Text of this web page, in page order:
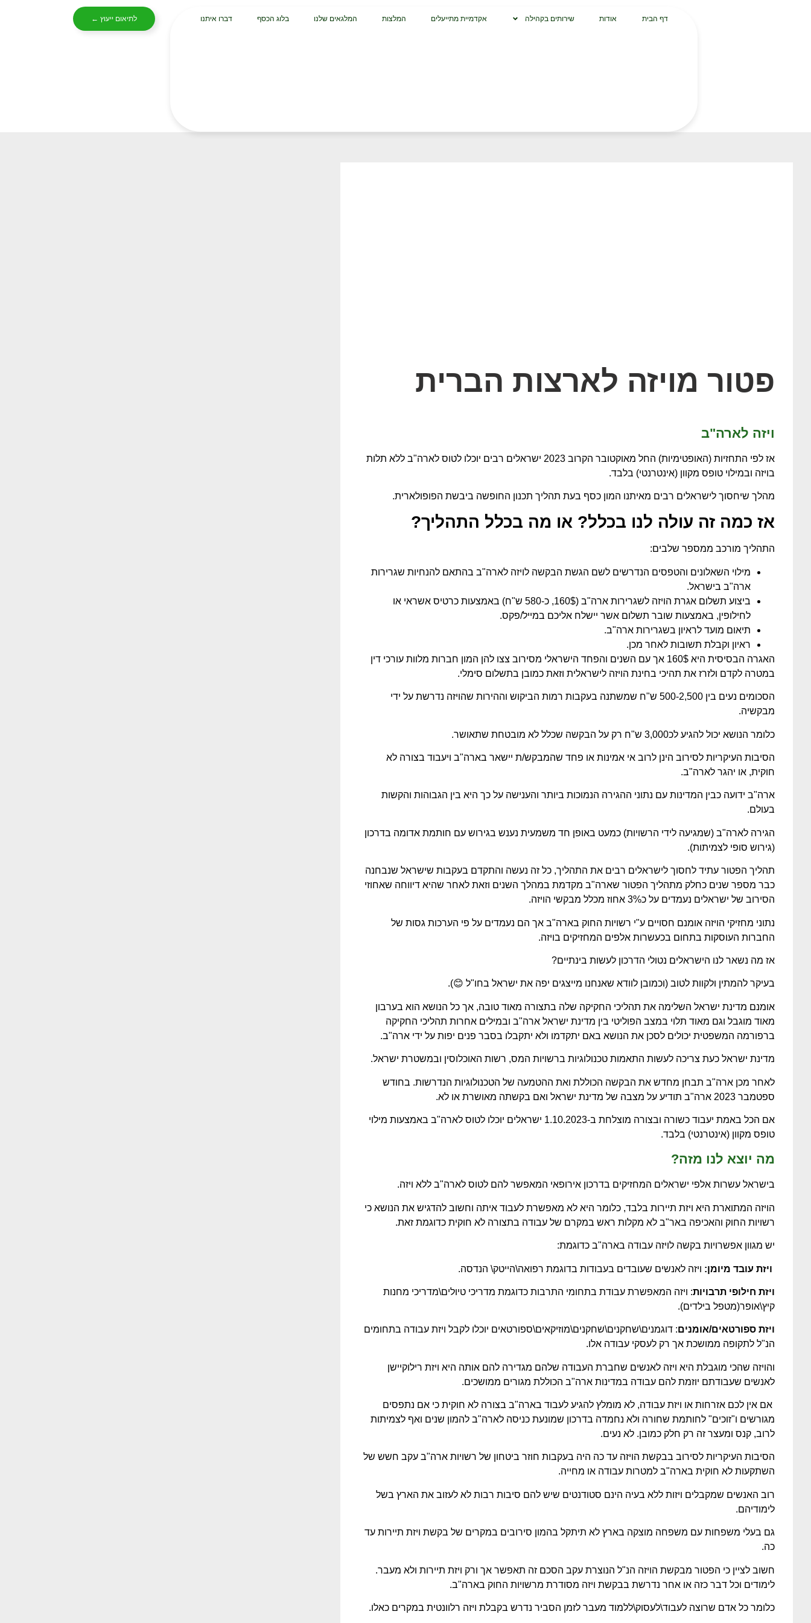
דף הבית אודות שירותים בקהילה אקדמיית מתייעלים המלצות המלגאים שלנו בלוג הכסף דברו איתנו לתיאום ייעוץ ←
פטור מויזה לארצות הברית
ויזה לארה"ב
אז לפי התחזיות (האופטימיות) החל מאוקטובר הקרוב 2023 ישראלים רבים יוכלו לטוס לארה"ב ללא תלות
בויזה ובמילוי טופס מקוון (אינטרנטי) בלבד.
מהלך שיחסוך לישראלים רבים מאיתנו המון כסף בעת תהליך תכנון החופשה ביבשת הפופולארית.
אז כמה זה עולה לנו בכלל? או מה בכלל התהליך?
התהליך מורכב ממספר שלבים:
מילוי השאלונים והטפסים הנדרשים לשם הגשת הבקשה לויזה לארה"ב בהתאם להנחיות שגרירות
ארה"ב בישראל.
ביצוע תשלום אגרת הויזה לשגרירות ארה"ב (160$, כ-580 ש"ח) באמצעות כרטיס אשראי או
לחילופין, באמצעות שובר תשלום אשר יישלח אליכם במייל/פקס.
תיאום מועד לראיון בשגרירות ארה"ב.
ראיון וקבלת תשובות לאחר מכן.
האגרה הבסיסית היא 160$ אך עם השנים והפחד הישראלי מסירוב צצו להן המון חברות מלוות עורכי דין
במטרה לקדם ולזרז את תהיכי בחינת הויזה לישראלית וזאת כמובן בתשלום סימלי.
הסכומים נעים בין 500-2,500 ש"ח שמשתנה בעקבות רמות הביקוש וההירות שהויזה נדרשת על ידי
מבקשיה.
כלומר הנושא יכול להגיע לכ3,000 ש"ח רק על הבקשה שכלל לא מובטחת שתאושר.
הסיבות העיקריות לסירוב הינן לרוב אי אמינות או פחד שהמבקש/ת יישאר בארה"ב ויעבוד בצורה לא
חוקית, או יהגר לארה"ב.
ארה"ב ידועה כבין המדינות עם נתוני ההגירה הנמוכות ביותר והענישה על כך היא בין הגבוהות והקשות
בעולם.
הגירה לארה"ב (שמגיעה לידי הרשויות) כמעט באופן חד משמעית נענש בגירוש עם חותמת אדומה בדרכון
(גירוש סופי לצמיתות).
תהליך הפטור עתיד לחסוך לישראלים רבים את התהליך, כל זה נעשה והתקדם בעקבות שישראל שנבחנה
כבר מספר שנים כחלק מתהליך הפטור שארה"ב מקדמת במהלך השנים וזאת לאחר שהיא דיווחה שאחוזי
הסירוב של ישראלים נעמדים על כ3% אחוז מכלל מבקשי הויזה.
נתוני מחזיקי הויזה אומנם חסויים ע"י רשויות החוק בארה"ב אך הם נעמדים על פי הערכות גסות של
החברות העוסקות בתחום בכעשרות אלפים המחזיקים בויזה.
אז מה נשאר לנו הישראלים נטולי הדרכון לעשות בינתיים?
בעיקר להמתין ולקוות לטוב (וכמובן לוודא שאנחנו מייצגים יפה את ישראל בחו"ל 😊).
אומנם מדינת ישראל השלימה את תהליכי החקיקה שלה בתצורה מאוד טובה, אך כל הנושא הוא בערבון
מאוד מוגבל וגם מאוד תלוי במצב הפוליטי בין מדינת ישראל ארה"ב ובמילים אחרות תהליכי החקיקה
ברפורמה המשפטית יכולים לסכן את הנושא באם יתקדמו ולא יתקבלו בסבר פנים יפות על ידי ארה"ב.
מדינת ישראל כעת צריכה לעשות התאמות טכנולוגיות ברשויות המס, רשות האוכלוסין ובמשטרת ישראל.
לאחר מכן ארה"ב תבחן מחדש את הבקשה הכוללת ואת ההטמעה של הטכנולוגיות הנדרשות. בחודש
ספטמבר 2023 ארה"ב תודיע על מצבה של מדינת ישראל ואם בקשתה מאושרת או לא.
אם הכל באמת יעבוד כשורה ובצורה מוצלחת ב-1.10.2023 ישראלים יוכלו לטוס לארה"ב באמצעות מילוי
טופס מקוון (אינטרנטי) בלבד.
מה יוצא לנו מזה?
בישראל עשרות אלפי ישראלים המחזיקים בדרכון אירופאי המאפשר להם לטוס לארה"ב ללא ויזה.
הויזה המתוארת היא ויזת תיירות בלבד, כלומר היא לא מאפשרת לעבוד איתה וחשוב להדגיש את הנושא כי
רשויות החוק והאכיפה באר"ב לא מקלות ראש במקרם של עבודה בתצורה לא חוקית כדוגמת זאת.
יש מגוון אפשרויות בקשה לויזה עבודה בארה"ב כדוגמת:
ויזת עובד מיומן: ויזה לאנשים שעובדים בעבודות בדוגמת רפואה\הייטק\ הנדסה.
ויזת חילופי תרבויות: ויזה המאפשרת עבודת בתחומי התרבות כדוגמת מדריכי טיולים\מדריכי מחנות
קיץ\אופר(מטפל בילדים).
ויזת ספורטאים/אומנים: דוגמנים\שחקנים\שחקנים\מוזיקאים\ספורטאים יוכלו לקבל ויזת עבודה בתחומים
הנ"ל לתקופה ממושכת אך רק לעסקי עבודה אלו.
והויזה שהכי מוגבלת היא ויזה לאנשים שחברת העבודה שלהם מגדירה להם אותה היא ויזת רילוקיישן
לאנשים שעבודתם יוזמת להם עבודה במדינות ארה"ב הכוללת מגורים ממושכים.
אם אין לכם אזרחות או ויזת עבודה, לא מומלץ להגיע לעבוד בארה"ב בצורה לא חוקית כי אם נתפסים
מגורשים ו"זוכים" לחותמת שחורה ולא נחמדה בדרכון שמונעת כניסה לארה"ב להמון שנים ואף לצמיתות
לרוב, קנס ומעצר זה רק חלק כמובן. לא נעים.
הסיבות העיקריות לסירוב בבקשת הויזה עד כה היה בעקבות חוזר ביטחון של רשויות ארה"ב עקב חשש של
השתקעות לא חוקית בארה"ב למטרות עבודה או מחייה.
רוב האנשים שמקבלים ויזות ללא בעיה הינם סטודנטים שיש להם סיבות רבות לא לעזוב את הארץ בשל
לימודיהם.
גם בעלי משפחות עם משפחה מוצקה בארץ לא תיתקל בהמון סירובים במקרים של בקשת ויזת תיירות עד
כה.
חשוב לציין כי הפטור מבקשת הויזה הנ"ל הנוצרת עקב הסכם זה תאפשר אך ורק ויזת תיירות ולא מעבר.
לימודים וכל דבר כזה או אחר נדרשת בבקשת ויזה מסודרת מרשויות החוק בארה"ב.
כלומר כל אדם שרוצה לעבוד\לעסוק\ללמוד מעבר לזמן הסביר נדרש בקבלת ויזה רלוונטית במקרים כאלו.